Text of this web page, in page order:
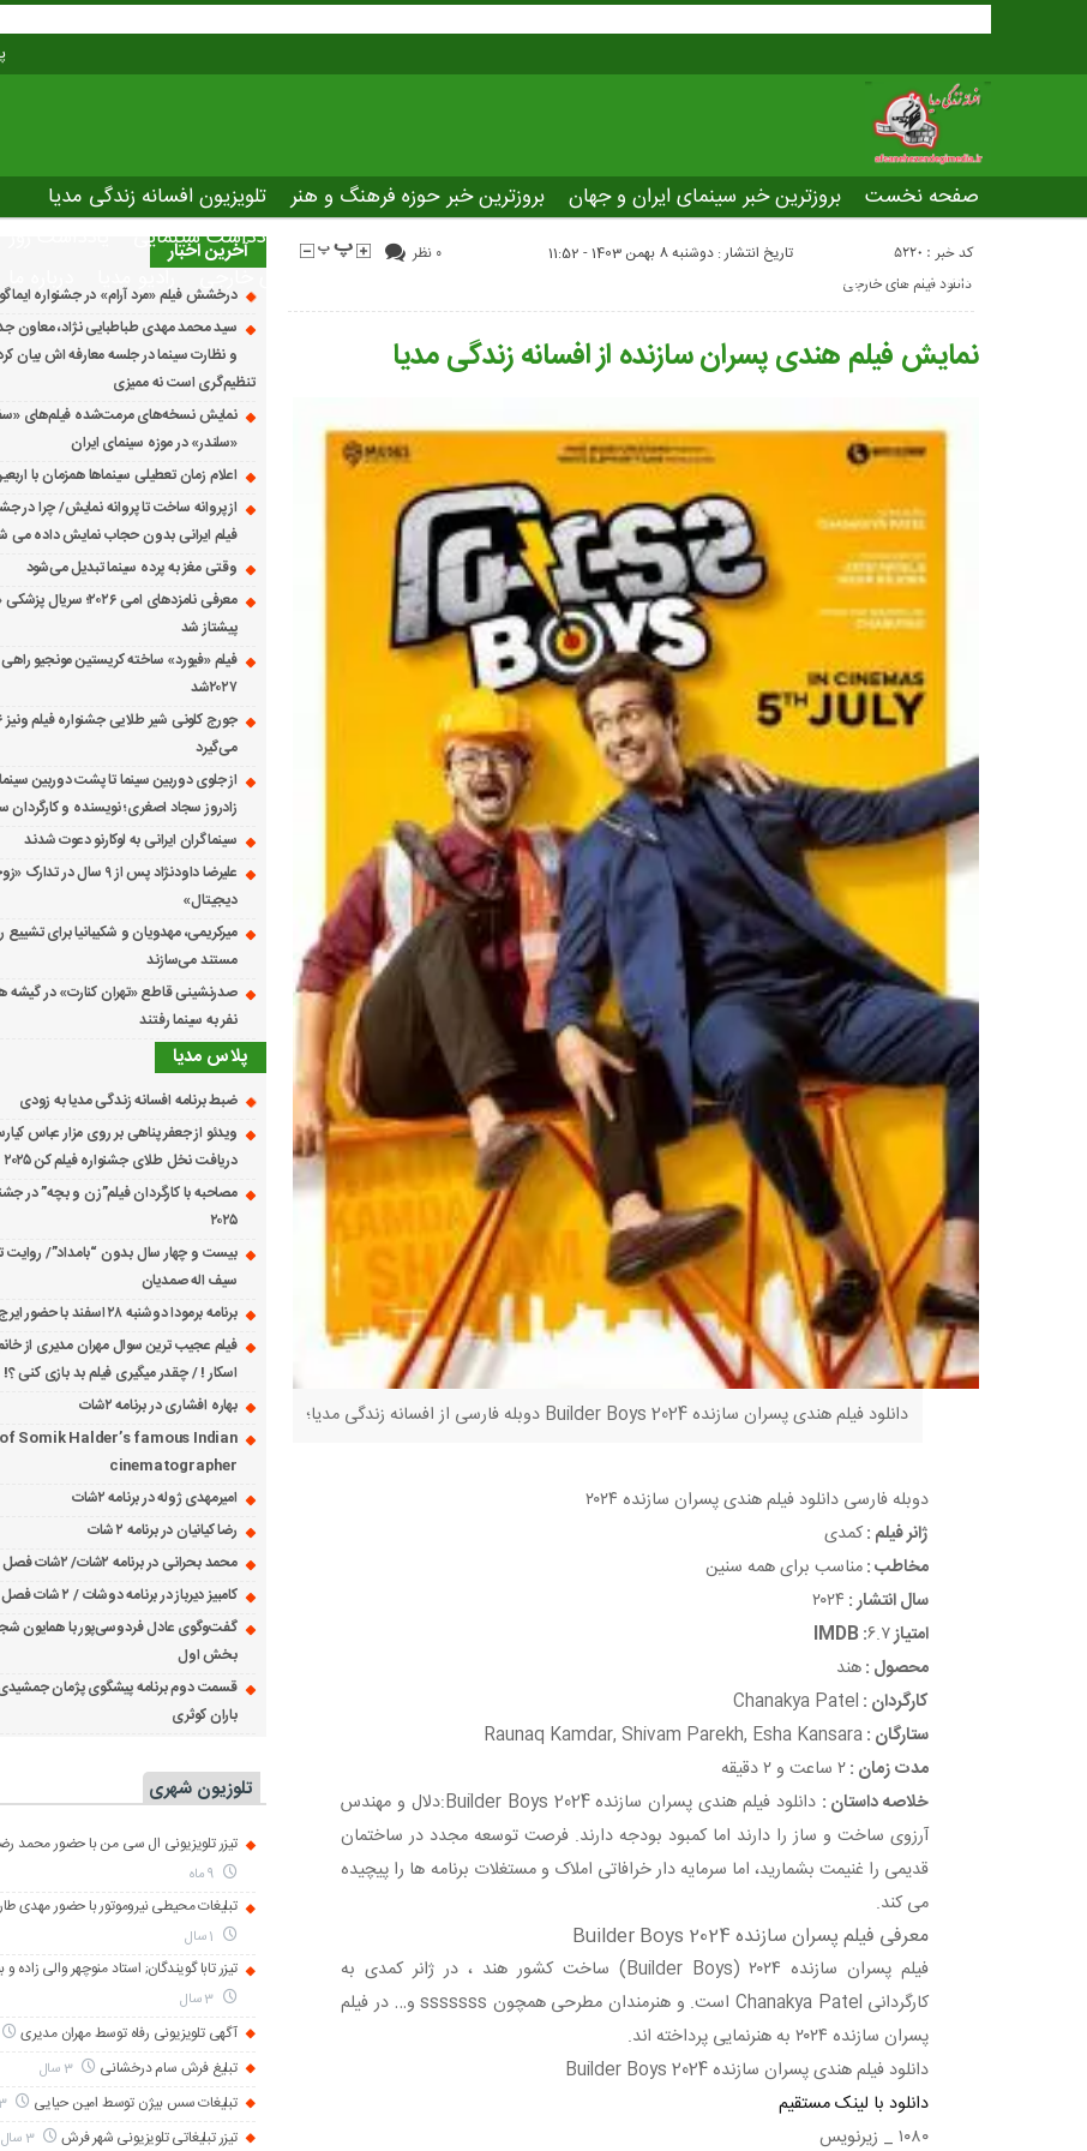
صفحه نخست بروزترین خبر سینمای ایران و جهان بروزترین خبر حوزه فرهنگ و هنر
تلویزیون افسانه زندگی مدیا
بروزترین خبر مراسم آکادمی افسانه زندگی
پلاس مدیا یادداشت سینمایی
عصر جدید
تلویزیون شهری دانلود فیلم های خارجی رادیو مدیا درباره ما
کد خبر : 5220 تاریخ انتشار : دوشنبه 8 بهمن 1403 - 11:52
۰ نظر
دانلود فیلم های خارجی
نمایش فیلم هندی پسران سازنده از افسانه زندگی مدیا
دانلود فیلم هندی پسران سازنده Builder Boys 2024 دوبله فارسی از افسانه زندگی مدیا؛
دوبله فارسی دانلود فیلم هندی پسران سازنده ۲۰۲۴
ژانر فیلم :کمدی
مخاطب :مناسب برای همه سنین
سال انتشار : ۲۰۲۴
امتیاز IMDB :۶.۷
محصول :هند
کارگردان : Chanakya Patel
ستارگان :Raunaq Kamdar, Shivam Parekh, Esha Kansara
مدت زمان :۲ ساعت و ۲ دقیقه
خلاصه داستان :
دانلود فیلم هندی پسران سازنده Builder Boys 2024:دلال و مهندس
آرزوی ساخت و ساز را دارند اما کمبود بودجه دارند. فرصت توسعه مجدد در ساختمان
قدیمی را غنیمت بشمارید، اما سرمایه دار خرافاتی املاک و مستغلات برنامه ها را پیچیده
می کند.
معرفی فیلم پسران سازنده Builder Boys 2024
فیلم پسران سازنده ۲۰۲۴ (Builder Boys) ساخت کشور هند ، در ژانر کمدی به
کارگردانی Chanakya Patel است. و هنرمندان مطرحی همچون sssssss و… در فیلم
پسران سازنده ۲۰۲۴ به هنرنمایی پرداخته اند.
دانلود فیلم هندی پسران سازنده Builder Boys 2024
دانلود با لینک مستقیم
۱۰۸۰ _ زیرنویس
آخرین اخبار
درخشش فیلم «مرد آرام» در جشنواره ایماگو
سید محمد مهدی طباطبایی نژاد، معاون
و نظارت سینما در جلسه معارفه اش بیان
تنظیم‌گری است نه ممیزی
نمایش نسخه‌های مرمت‌شده فیلم‌های
«سلندر» در موزه سینمای ایران
اعلام زمان تعطیلی سینماها همزمان با
از پروانه ساخت تا پروانه نمایش/ چرا در
فیلم ایرانی بدون حجاب نمایش داده می
وقتی مغز به پرده سینما تبدیل می‌شود
معرفی نامزدهای امی ۲۰۲۶؛
پیشتاز شد
فیلم «فیورد» ساخته کریستین مونجیو راهی
۲۰۲۷شد
می‌گیرد
از جلوی دوربین سینما تا پشت دوربین
زادروز سجاد اصغری؛ نویسنده و کارگردان
سینماگران ایرانی به لوکارنو دعوت شدند
علیرضا داودنژاد پس از ۹ سال در
دیجیتال»
میرکریمی، مهدویان و شکیبانیا برای تشییع
مستند می‌سازند
نفر به سینما رفتند
پلاس مدیا
ضبط برنامه افسانه زندگی مدیا به زودی
ویدئو از جعفر پناهی بر روی مزار عباس
دریافت نخل طلای جشنواره فیلم کن ۲۰۲۵
مصاحبه با کارگردان فیلم”زن و بچه” در
۲۰۲۵
بیست و چهار سال بدون “بامداد”/ روایت
سیف اله صمدیان
برنامه برمودا دوشنبه ۲۸ اسفند با حضور ایرج حسابی
فیلم عجیب ترین سوال مهران مدیری از خانم
اسکار ! / چقدر میگیری فیلم بد بازی کنی ؟!
بهاره افشاری در برنامه ۲شات
Somik Halder’s famous Indian
cinematographer
امیرمهدی ژوله در برنامه ۲شات
رضا کیانیان در برنامه ۲ شات
محمد بحرانی در برنامه ۲شات/ ۲شات فصل ۱ قسمت ۲
کامبیز دیرباز در برنامه دوشات / ۲ شات فصل ۱ قسمت ۱
گفت‌وگوی عادل فردوسی‌پور با همایون
بخش اول
قسمت دوم برنامه پیشگوی پژمان
باران کوثری
تلوزیون شهری
تیزر تلویزیونی ال سی من با حضور محمد رضا
تبلیغات محیطی نیروموتور با حضور مهدی
تیزر تابا گویندگان; استاد منوچهر والی زاده
آگهی تلویزیونی رفاه توسط مهران مدیری
تبلیغ فرش سام درخشانی 3 سال
تبلیغات سس بیژن توسط امین حیایی 3 سال
تیزر تبلیغاتی تلویزیونی شهر فرش 3 سال